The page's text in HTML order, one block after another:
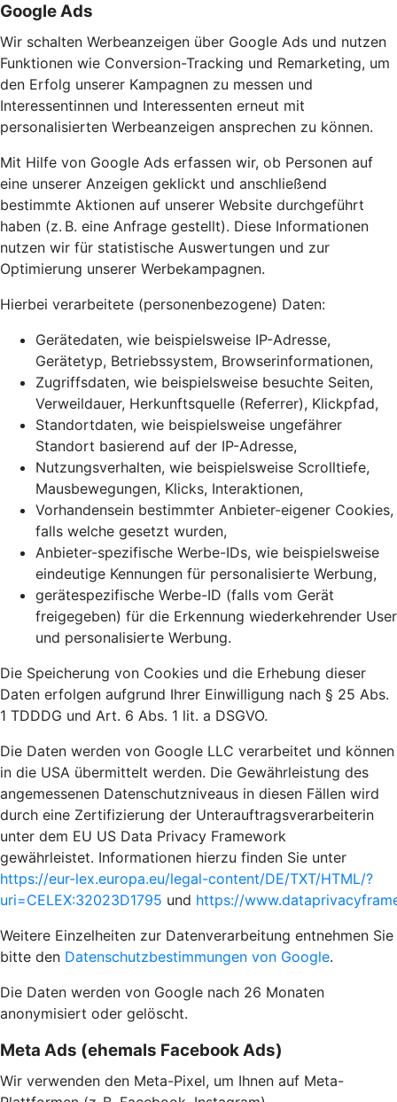
Google Ads
Wir schalten Werbeanzeigen über Google Ads und nutzen
Funktionen wie Conversion-Tracking und Remarketing, um
den Erfolg unserer Kampagnen zu messen und
Interessentinnen und Interessenten erneut mit
personalisierten Werbeanzeigen ansprechen zu können.
Mit Hilfe von Google Ads erfassen wir, ob Personen auf
eine unserer Anzeigen geklickt und anschließend
bestimmte Aktionen auf unserer Website durchgeführt
haben (z. B. eine Anfrage gestellt). Diese Informationen
nutzen wir für statistische Auswertungen und zur
Optimierung unserer Werbekampagnen.
Hierbei verarbeitete (personenbezogene) Daten:
Gerätedaten, wie beispielsweise IP-Adresse,
Gerätetyp, Betriebssystem, Browserinformationen,
Zugriffsdaten, wie beispielsweise besuchte Seiten,
Verweildauer, Herkunftsquelle (Referrer), Klickpfad,
Standortdaten, wie beispielsweise ungefährer
Standort basierend auf der IP-Adresse,
Nutzungsverhalten, wie beispielsweise Scrolltiefe,
Mausbewegungen, Klicks, Interaktionen,
Vorhandensein bestimmter Anbieter-eigener Cookies,
falls welche gesetzt wurden,
Anbieter-spezifische Werbe-IDs, wie beispielsweise
eindeutige Kennungen für personalisierte Werbung,
gerätespezifische Werbe-ID (falls vom Gerät
freigegeben) für die Erkennung wiederkehrender User
und personalisierte Werbung.
Die Speicherung von Cookies und die Erhebung dieser
Daten erfolgen aufgrund Ihrer Einwilligung nach § 25 Abs.
1 TDDDG und Art. 6 Abs. 1 lit. a DSGVO.
Die Daten werden von Google LLC verarbeitet und können
in die USA übermittelt werden. Die Gewährleistung des
angemessenen Datenschutzniveaus in diesen Fällen wird
durch eine Zertifizierung der Unterauftragsverarbeiterin
unter dem EU US Data Privacy Framework
gewährleistet. Informationen hierzu finden Sie unter
https://eur-lex.europa.eu/legal-content/DE/TXT/HTML/?
uri=CELEX:32023D1795 und https://
Weitere Einzelheiten zur Datenverarbeitung entnehmen Sie
bitte den Datenschutzbestimmungen von Google.
Die Daten werden von Google nach 26 Monaten
anonymisiert oder gelöscht.
Meta Ads (ehemals Facebook Ads)
Wir verwenden den Meta-Pixel, um Ihnen auf Meta-